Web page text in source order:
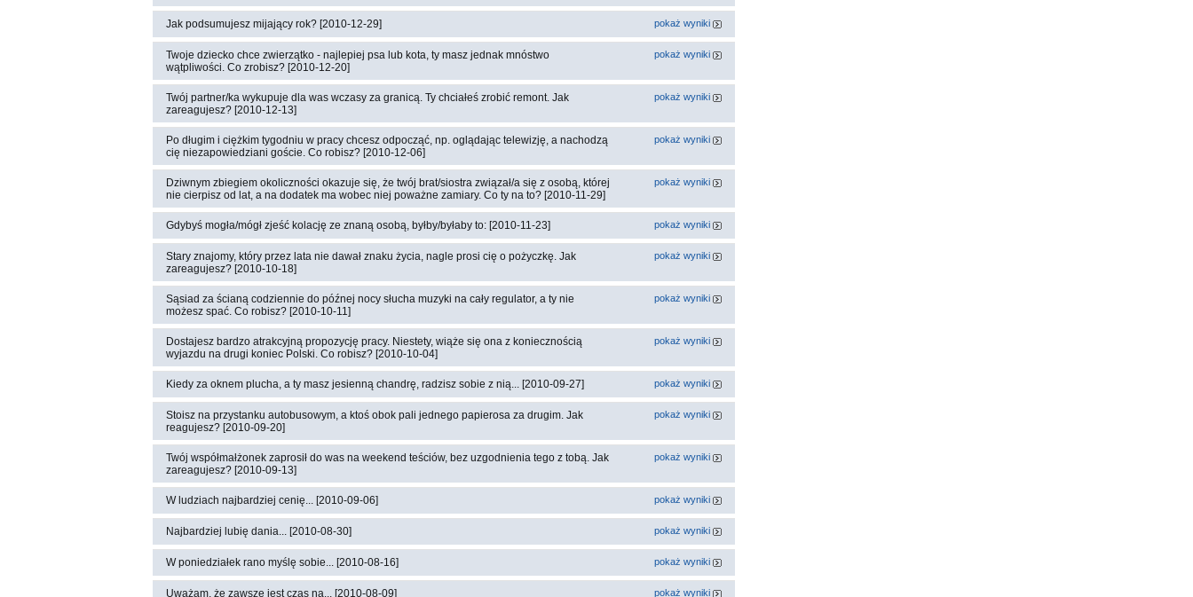
Jak podsumujesz mijający rok? [2010-12-29] pokaż wyniki
Twoje dziecko chce zwierzątko - najlepiej psa lub kota, ty masz jednak mnóstwo
wątpliwości. Co zrobisz? [2010-12-20]
pokaż wyniki
Twój partner/ka wykupuje dla was wczasy za granicą. Ty chciałeś zrobić remont. Jak
zareagujesz? [2010-12-13]
pokaż wyniki
Po długim i ciężkim tygodniu w pracy chcesz odpocząć, np. oglądając telewizję, a nachodzą
cię niezapowiedziani goście. Co robisz? [2010-12-06]
pokaż wyniki
Dziwnym zbiegiem okoliczności okazuje się, że twój brat/siostra związał/a się z osobą, której
nie cierpisz od lat, a na dodatek ma wobec niej poważne zamiary. Co ty na to? [2010-11-29]
pokaż wyniki
Gdybyś mogła/mógł zjeść kolację ze znaną osobą, byłby/byłaby to: [2010-11-23] pokaż wyniki
Stary znajomy, który przez lata nie dawał znaku życia, nagle prosi cię o pożyczkę. Jak
zareagujesz? [2010-10-18]
pokaż wyniki
Sąsiad za ścianą codziennie do późnej nocy słucha muzyki na cały regulator, a ty nie
możesz spać. Co robisz? [2010-10-11]
pokaż wyniki
Dostajesz bardzo atrakcyjną propozycję pracy. Niestety, wiąże się ona z koniecznością
wyjazdu na drugi koniec Polski. Co robisz? [2010-10-04]
pokaż wyniki
Kiedy za oknem plucha, a ty masz jesienną chandrę, radzisz sobie z nią... [2010-09-27] pokaż wyniki
Stoisz na przystanku autobusowym, a ktoś obok pali jednego papierosa za drugim. Jak
reagujesz? [2010-09-20]
pokaż wyniki
Twój współmałżonek zaprosił do was na weekend teściów, bez uzgodnienia tego z tobą. Jak
zareagujesz? [2010-09-13]
pokaż wyniki
W ludziach najbardziej cenię... [2010-09-06] pokaż wyniki
Najbardziej lubię dania... [2010-08-30] pokaż wyniki
W poniedziałek rano myślę sobie... [2010-08-16] pokaż wyniki
Uważam, że zawsze jest czas na... [2010-08-09] pokaż wyniki